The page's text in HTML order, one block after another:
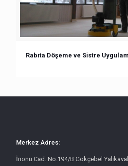
Rabıta Döşeme ve Sistre
Merkez Adres:
İnönü Cad. No:194/B Gökçebel